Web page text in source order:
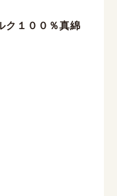
ク１００％真綿